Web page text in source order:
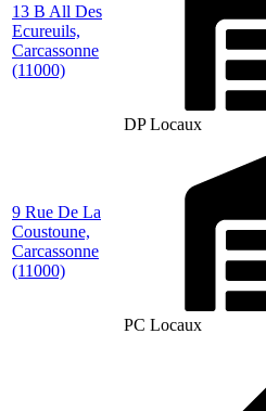
13 B All Des
Ecureuils,
Carcassonne
(11000)
DP Locaux
9 Rue De La
Coustoune,
Carcassonne
(11000)
PC Locaux